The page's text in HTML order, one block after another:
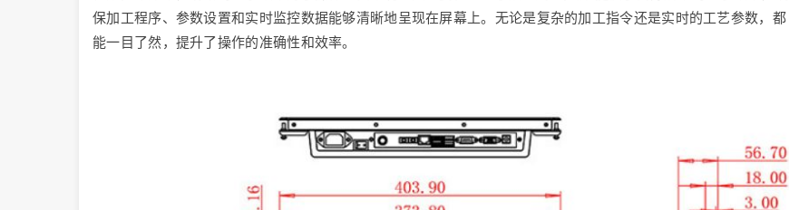
保加工程序、参数设置和实时监控数据能够清晰地呈现在屏幕上。无论是复杂的加工指令还是实时的工艺参数，都
能一目了然，提升了操作的准确性和效率。